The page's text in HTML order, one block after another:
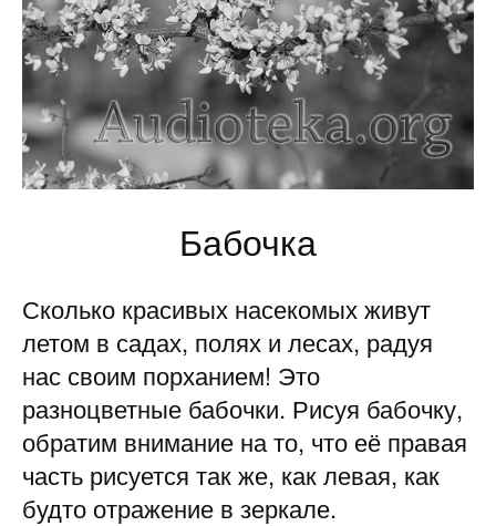
Бабочка
Сколько красивых насекомых живут
летом в садах, полях и лесах, радуя
нас своим порханием! Это
разноцветные бабочки. Ри­суя бабочку,
обратим внимание на то, что её правая
часть рисуется так же, как левая, как
будто отражение в зеркале.